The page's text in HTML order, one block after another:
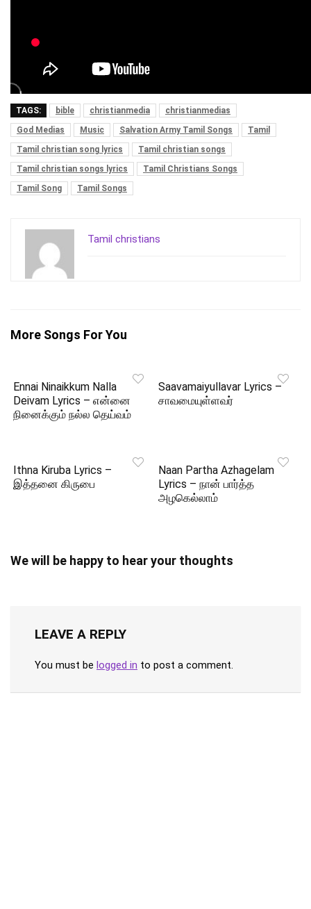
TAGS: bible christianmedia
christianmedias
God Medias
Music Salvation Army Tamil Songs
Tamil
Tamil christian song lyrics
Tamil christian songs
Tamil christian songs lyrics
Tamil Christians Songs
Tamil Song
Tamil Songs
Tamil christians
More Songs For You
Ennai Ninaikkum Nalla
Deivam Lyrics – என்னை
நினைக்கும் நல்ல தெய்வம்
Saavamaiyullavar Lyrics –
சாவமையுள்ளவர்
Ithna Kiruba Lyrics –
இத்தனை கிருபை
Naan Partha Azhagelam
Lyrics – நான் பார்த்த
அழகெல்லாம்
We will be happy to hear your thoughts
LEAVE A REPLY
You must be logged in to post a comment.